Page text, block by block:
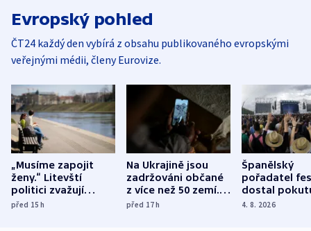
Evropský pohled
ČT24 každý den vybírá z obsahu publikovaného evropskými
veřejnými médii, členy Eurovize.
„Musíme zapojit
ženy.“ Litevští
politici zvažují
dohodu o
před 15h
Na Ukrajině jsou
zadržováni občané
z více než 50 zemí.
Bojovali na straně
před 17h
Španělský
pořadatel
dostal
nekalé
4. 8. 2026